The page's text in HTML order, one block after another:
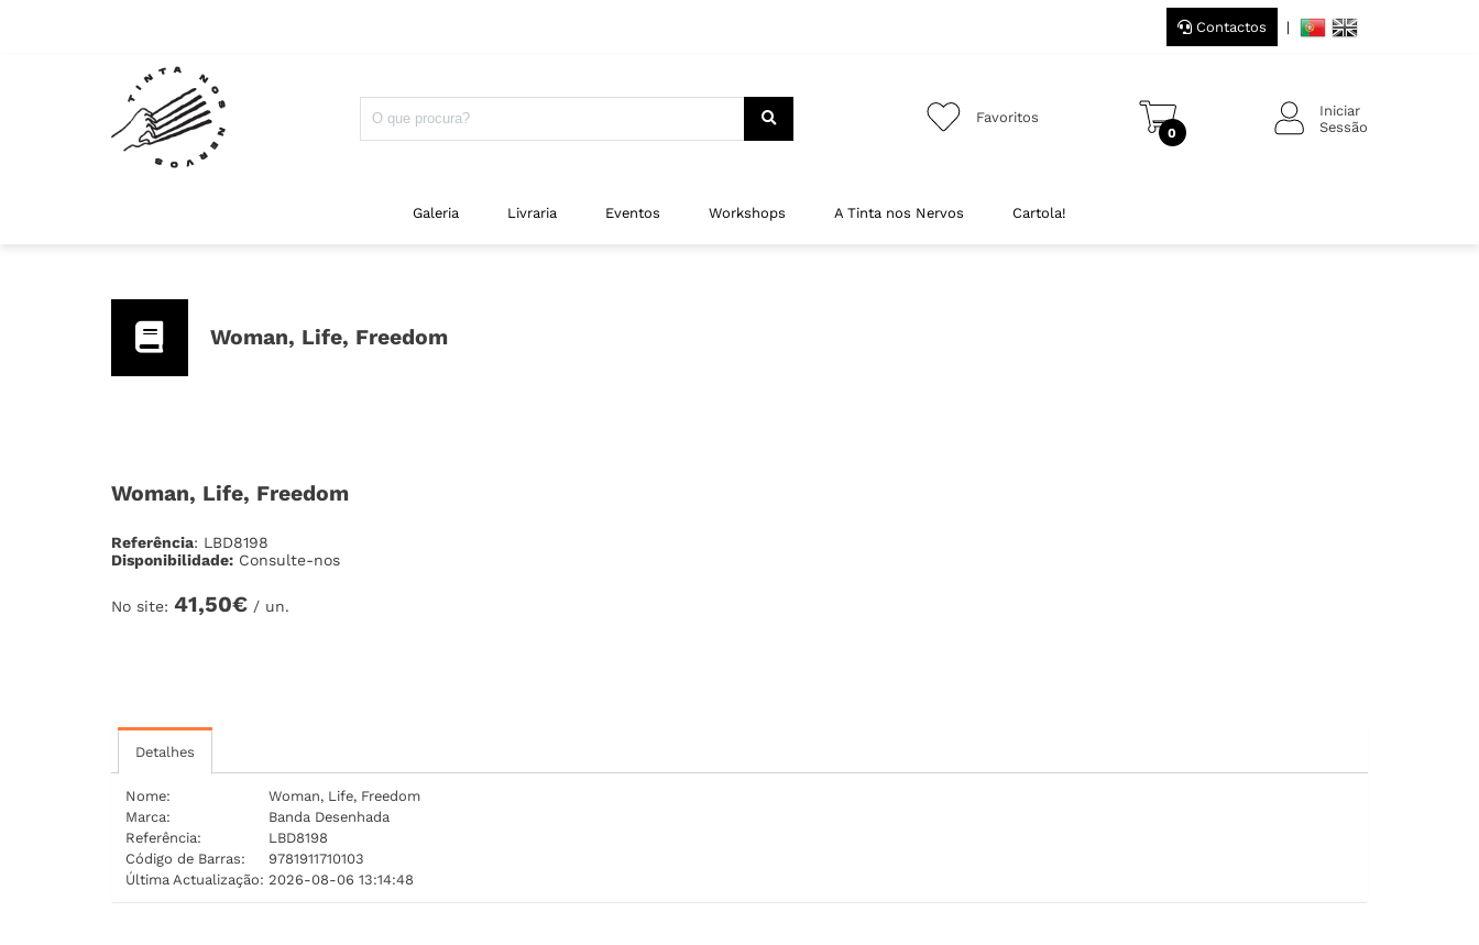
Contactos |
Favoritos
0
Iniciar
Sessão
Galeria Livraria Eventos Workshops A Tinta nos Nervos Cartola!
Woman, Life, Freedom
Woman, Life, Freedom
Referência: LBD8198
Disponibilidade: Consulte-nos
No site: 41,50€/ un.
Detalhes
Nome:
Woman, Life, Freedom
Marca:
Banda Desenhada
Referência:
LBD8198
Código de Barras:
9781911710103
Última Actualização: 2026-08-06 13:14:48